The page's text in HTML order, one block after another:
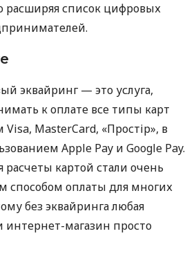
расширяя список цифровых
эквайринг — это услуга,
к оплате все типы карт
MasterCard, «Простір», в
Apple Pay и Google Pay.
картой стали очень
способом оплаты для многих
без эквайринга любая
интернет-магазин просто